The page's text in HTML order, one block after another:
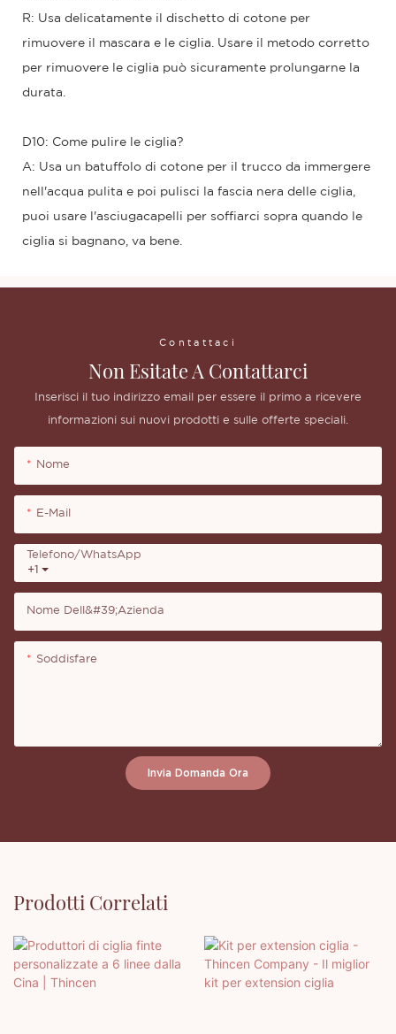
R: Usa delicatamente il dischetto di cotone per
rimuovere il mascara e le ciglia. Usare il metodo corretto
per rimuovere le ciglia può sicuramente prolungarne la
durata.
D10: Come pulire le ciglia?
A: Usa un batuffolo di cotone per il trucco da immergere
nell'acqua pulita e poi pulisci la fascia nera delle ciglia,
puoi usare l'asciugacapelli per soffiarci sopra quando le
ciglia si bagnano, va bene.
Contattaci
Non Esitate A Contattarci
Inserisci il tuo indirizzo email per essere il primo a ricevere
informazioni sui nuovi prodotti e sulle offerte speciali.
Nome
E-Mail
+1
Telefono/WhatsApp
Nome Dell&#39;azienda
Soddisfare
Invia Domanda Ora
Prodotti Correlati